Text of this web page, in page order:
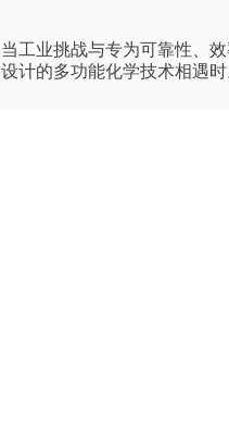
当工业挑战与专为可靠性、
设计的多功能化学技术相遇时